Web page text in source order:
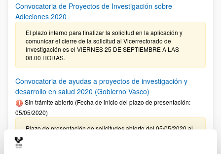
Convocatoria de Proyectos de Investigación sobre
Adicciones 2020
El plazo interno para finalizar la solicitud en la aplicación y
comunicar el cierre de la solicitud al Vicerrectorado de
Investigación es el VIERNES 25 DE SEPTIEMBRE A LAS
08.00 HORAS.
Convocatoria de ayudas a proyectos de investigación y
desarrollo en salud 2020 (Gobierno Vasco)
Sin trámite abierto (Fecha de inicio del plazo de presentación:
05/05/2020)
Plazo de presentación de solicitudes abierto del 05/05/2020 al